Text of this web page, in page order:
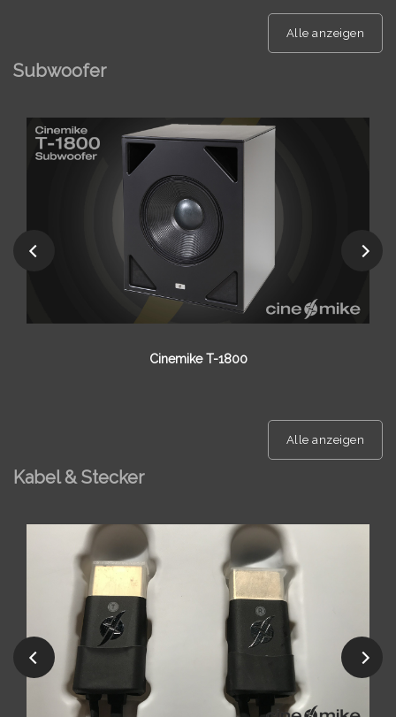
Alle anzeigen
Subwoofer
Cinemike T-1500
Alle anzeigen
Kabel & Stecker